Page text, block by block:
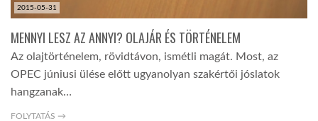
2015-05-31
MENNYI LESZ AZ ANNYI? OLAJÁR ÉS TÖRTÉNELEM
Az olajtörténelem, rövidtávon, ismétli magát. Most, az
OPEC júniusi ülése előtt ugyanolyan szakértői jóslatok
hangzanak…
FOLYTATÁS →